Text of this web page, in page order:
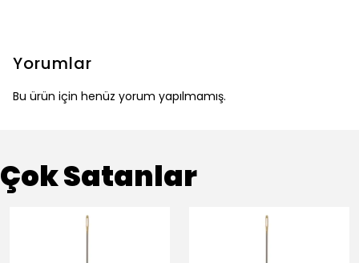
Yorumlar
Bu ürün için henüz yorum yapılmamış.
Çok Satanlar